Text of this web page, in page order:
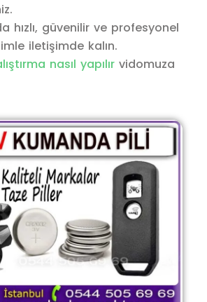
hızlı, güvenilir ve profesyonel
iletişimde kalın.
nasıl yapılır vidomuza